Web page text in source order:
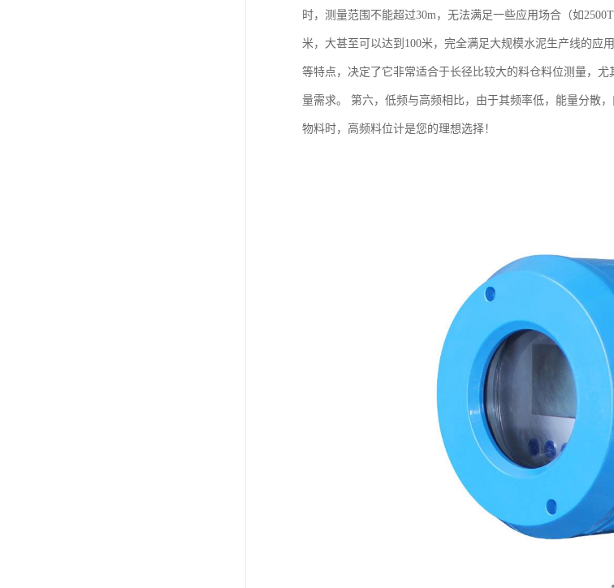
时，测量范围不能超过30m，无法满足一些应用场合（如
米，大甚至可以达到100米，完全满足大规模水泥生产线的应
等特点，决定了它非常适合于长径比较大的料仓料位测量，
量需求。 第六，低频与高频相比，由于其频率低，能量分散
物料时，高频料位计是您的理想选择！